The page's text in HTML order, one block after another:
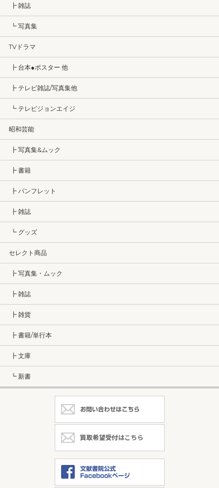
┣ 雑誌
┗ 写真集
TVドラマ
┣ 台本●ポスター 他
┣ テレビ雑誌/写真集他
┗ テレビジョンエイジ
昭和芸能
┣ 写真集&ムック
┣ 書籍
┣ パンフレット
┣ 雑誌
┗ グッズ
セレクト商品
┣ 写真集・ムック
┣ 雑誌
┣ 雑貨
┣ 書籍/単行本
┣ 文庫
┗ 新書